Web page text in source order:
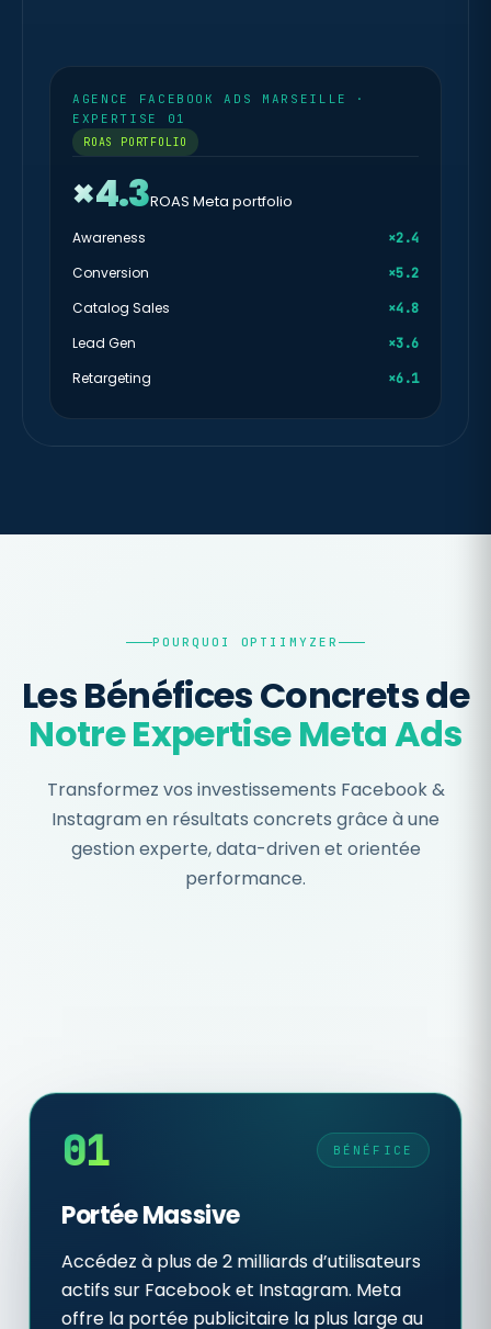
AGENCE FACEBOOK ADS MARSEILLE ·
EXPERTISE 01
ROAS PORTFOLIO
×4.3ROAS Meta portfolio
Awareness ×2.4
Conversion ×5.2
Catalog Sales ×4.8
Lead Gen ×3.6
Retargeting ×6.1
POURQUOI OPTIIMYZER
Les Bénéfices Concrets de
Notre Expertise Meta Ads
Transformez vos investissements Facebook &
Instagram en résultats concrets grâce à une
gestion experte, data-driven et orientée
performance.
01 BÉNÉFICE
Portée Massive
Accédez à plus de 2 milliards d’utilisateurs
actifs sur Facebook et Instagram. Meta
offre la portée publicitaire la plus large au